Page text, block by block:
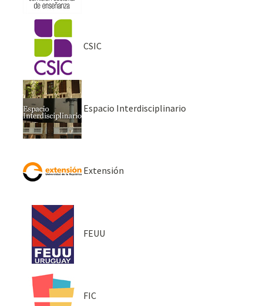
CSIC
Espacio Interdisciplinario
Extensión
FEUU
FIC